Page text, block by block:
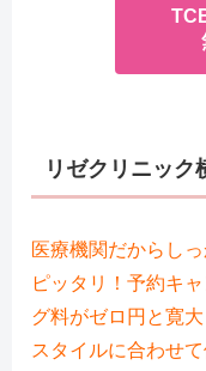
リゼクリニック
医療機関だからし
ピッタリ！予約キ
グ料がゼロ円と寛
スタイルに合わせ